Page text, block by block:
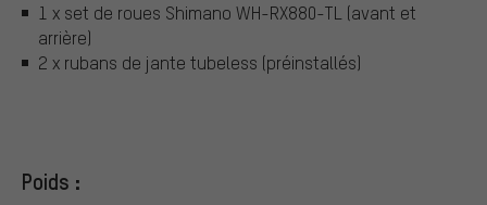
1 x set de roues Shimano WH-RX880-TL (avant et
arrière)
2 x rubans de jante tubeless (préinstallés)
Poids :